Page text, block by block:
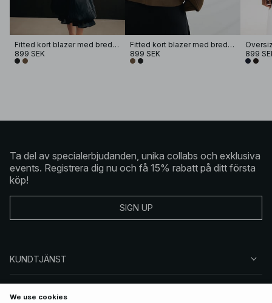
Fitted kort blazer med breda ärmar
899 SEK
Fitted kort blazer med breda ärmar
899 SEK
899
Ta del av specialerbjudanden, unika collabs och exklusiva
events. Registrera dig nu och få 15% rabatt på ditt första
köp!
SIGN UP
KUNDTJÄNST